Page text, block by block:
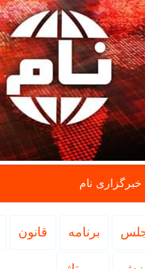
نام
برنامه قانون